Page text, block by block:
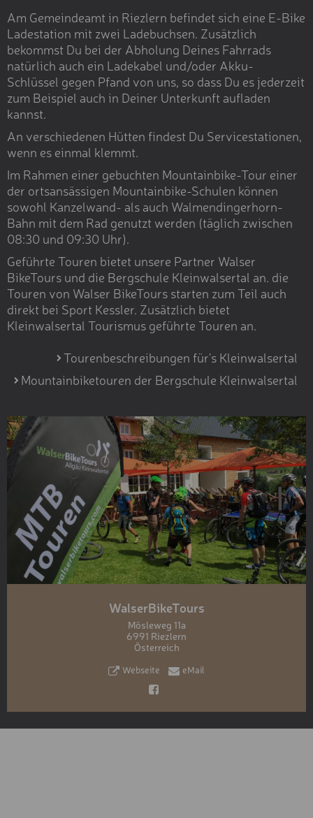
Am Gemeindeamt in Riezlern befindet sich eine E-Bike
Ladestation mit zwei Ladebuchsen. Zusätzlich
bekommst Du bei der Abholung Deines Fahrrads
natürlich auch ein Ladekabel und/oder Akku-
Schlüssel gegen Pfand von uns, so dass Du es jederzeit
zum Beispiel auch in Deiner Unterkunft aufladen
kannst.
An verschiedenen Hütten findest Du Servicestationen,
wenn es einmal klemmt.
Im Rahmen einer gebuchten Mountainbike-Tour einer
der ortsansässigen Mountainbike-Schulen können
sowohl Kanzelwand- als auch Walmendingerhorn-
Bahn mit dem Rad genutzt werden (täglich zwischen
08:30 und 09:30 Uhr).
Geführte Touren bietet unsere Partner Walser
BikeTours und die Bergschule Kleinwalsertal an. die
Touren von Walser BikeTours starten zum Teil auch
direkt bei Sport Kessler. Zusätzlich bietet
Kleinwalsertal Tourismus geführte Touren an.
Tourenbeschreibungen für's Kleinwalsertal
Mountainbiketouren der Bergschule Kleinwalsertal
WalserBikeTours
Mösleweg 11a
6991 Riezlern
Österreich
Webseite eMail